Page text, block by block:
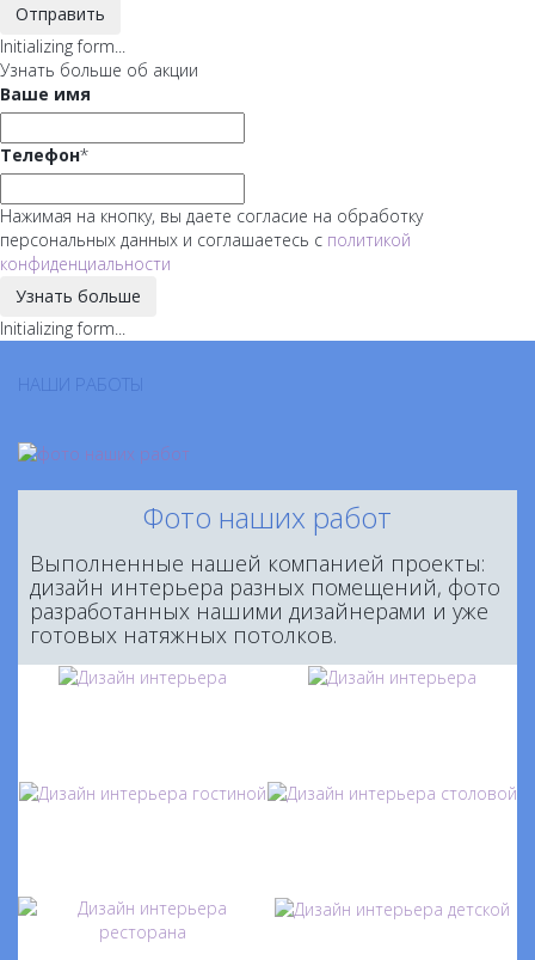
Отправить
Initializing form...
Узнать больше об акции
Ваше имя
Телефон*
Нажимая на кнопку, вы даете согласие на обработку
персональных данных и соглашаетесь с политикой
конфиденциальности
Узнать больше
Initializing form...
НАШИ РАБОТЫ
Фото наших работ
Выполненные нашей компанией проекты:
дизайн интерьера разных помещений, фото
разработанных нашими дизайнерами и уже
готовых натяжных потолков.